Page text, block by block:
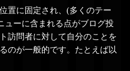
置に固定され、(多くのテー
ューに含まれる点がブログ投
訪問者に対して自分のことを
のが一般的です。たとえば以